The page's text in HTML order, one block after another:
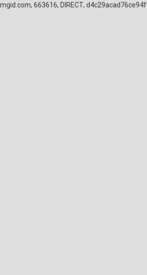
mgid.com, 663616, DIRECT, d4c29acad76ce94f